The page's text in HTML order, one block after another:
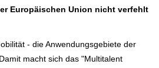
Europäischen Union nicht verfehlt
- die Anwendungsgebiete der
macht sich das "Multitalent